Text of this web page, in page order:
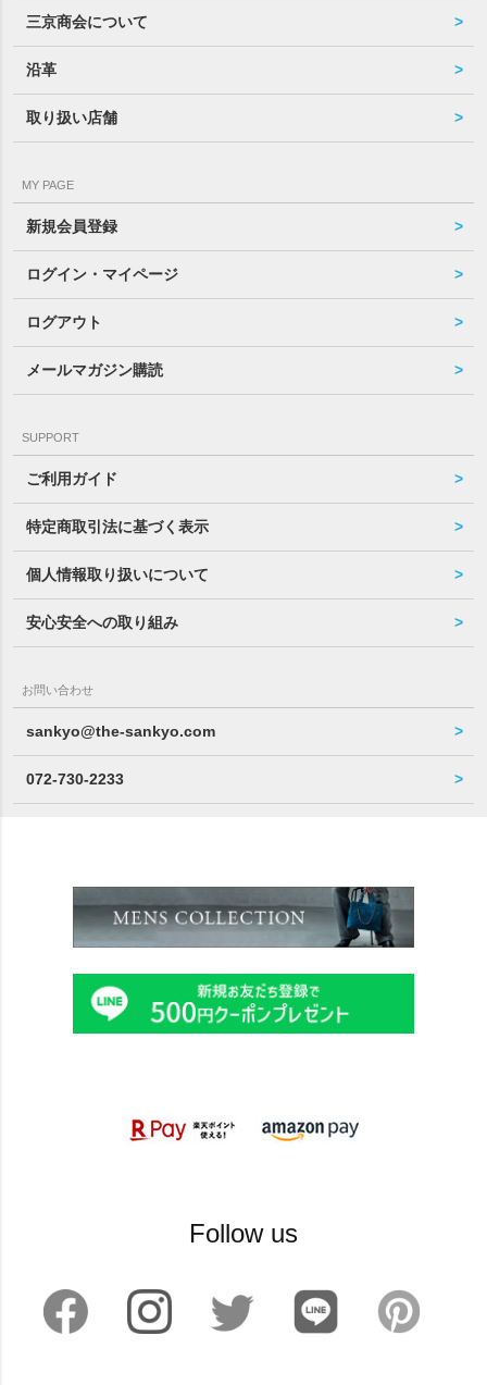
三京商会について
沿革
取り扱い店舗
MY PAGE
新規会員登録
ログイン・マイページ
ログアウト
メールマガジン購読
SUPPORT
ご利用ガイド
特定商取引法に基づく表示
個人情報取り扱いについて
安心安全への取り組み
お問い合わせ
sankyo@the-sankyo.com
072-730-2233
Follow us